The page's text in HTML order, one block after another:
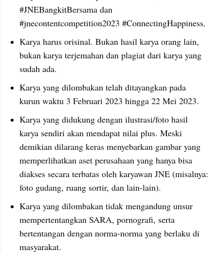
#JNEBangkitBersama dan
#jnecontentcompetition2023 #ConnectingHappiness.
Karya harus orisinal. Bukan hasil karya orang lain,
bukan karya terjemahan dan plagiat dari karya yang
sudah ada.
Karya yang dilombakan telah ditayangkan pada
kurun waktu 3 Februari 2023 hingga 22 Mei 2023.
Karya yang didukung dengan ilustrasi/foto hasil
karya sendiri akan mendapat nilai plus. Meski
demikian dilarang keras menyebarkan gambar yang
memperlihatkan aset perusahaan yang hanya bisa
diakses secara terbatas oleh karyawan JNE (misalnya:
foto gudang, ruang sortir, dan lain-lain).
Karya yang dilombakan tidak mengandung unsur
mempertentangkan SARA, pornografi, serta
bertentangan dengan norma-norma yang berlaku di
masyarakat.